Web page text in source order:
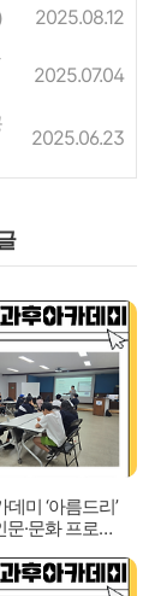
2025.08.12
2025.07.04
2025.06.23
미 ‘아름드리’
·문화 프로그